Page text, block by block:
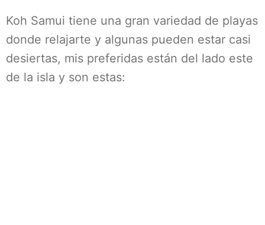
Koh Samui tiene una gran variedad de playas
donde relajarte y algunas pueden estar casi
desiertas, mis preferidas están del lado este
de la isla y son estas: